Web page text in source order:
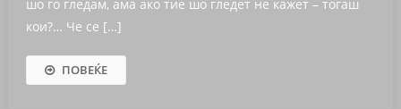
шо го гледам, ама ако тие шо гледет не кажет – тогаш
кои?… Че се […]
ПОВЕЌЕ